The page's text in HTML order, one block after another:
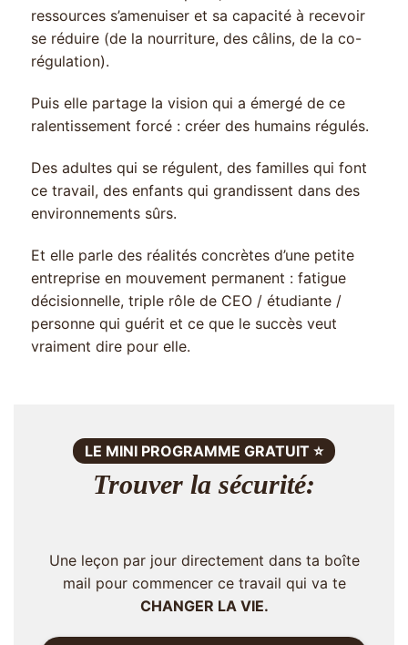
ressources s’amenuiser et sa capacité à recevoir
se réduire (de la nourriture, des câlins, de la co-
régulation).
Puis elle partage la vision qui a émergé de ce
ralentissement forcé : créer des humains régulés.
Des adultes qui se régulent, des familles qui font
ce travail, des enfants qui grandissent dans des
environnements sûrs.
Et elle parle des réalités concrètes d’une petite
entreprise en mouvement permanent : fatigue
décisionnelle, triple rôle de CEO / étudiante /
personne qui guérit et ce que le succès veut
vraiment dire pour elle.
LE MINI PROGRAMME GRATUIT ⭐️
Trouver la sécurité:
Une leçon par jour directement dans ta boîte
mail pour commencer ce travail qui va te
CHANGER LA VIE.